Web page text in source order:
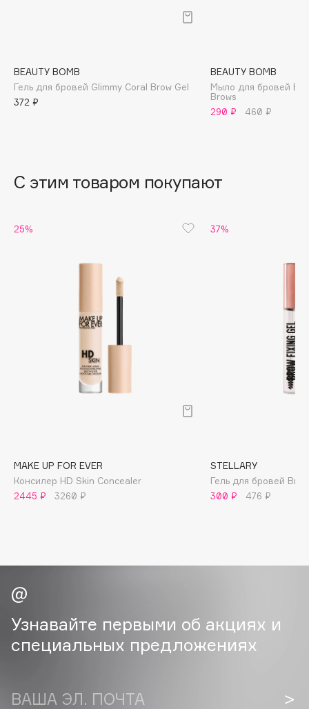
Balmain Hair Couture
Banderas
Beauty Pati
Bebble
BORK
Brunello Cucinelli
Byredo
C
Cadence
Carmex
BEAUTY BOMB
Гель для бровей Glimmy Coral Brow Gel
372 ₽
BEAUTY BOMB
Мыло для бровей
Brows
290 ₽
460 ₽
С этим товаром покупают
25%
MAKE UP FOR EVER
Консилер HD Skin Concealer
2445 ₽
3260 ₽
37%
STELLARY
Гель для бровей
300 ₽
476 ₽
Узнавайте первыми об акциях и
специальных предложениях
ВАША ЭЛ. ПОЧТА